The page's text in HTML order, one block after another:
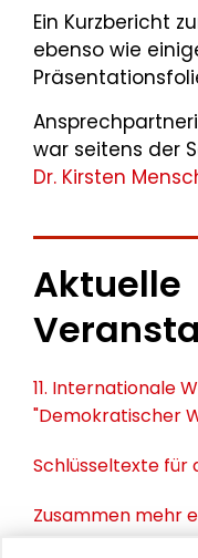
Ein Kurzbericht
ebenso wie
war seitens der
Dr. Kirsten
Aktuelle
11. Internationale
"Demokratischer
Schlüsseltexte für
Zusammen mehr
Dialog